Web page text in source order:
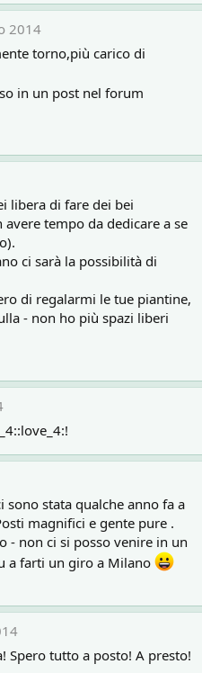
2014
torno,più carico di
in un post nel forum
libera di fare dei bei
tempo da dedicare a se
ci sarà la possibilità di
di regalarmi le tue piantine,
- non ho più spazi liberi
sono stata qualche anno fa a
magnifici e gente pure .
- non ci si posso venire in un
a farti un giro a Milano
Spero tutto a posto! A presto!